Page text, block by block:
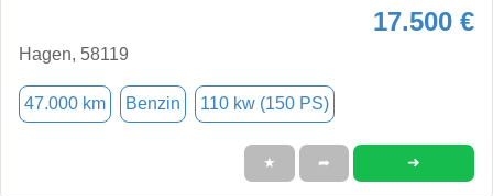
17.500 €
Hagen, 58119
47.000 km Benzin 110 kw (150 PS)
★ ➦ ➜